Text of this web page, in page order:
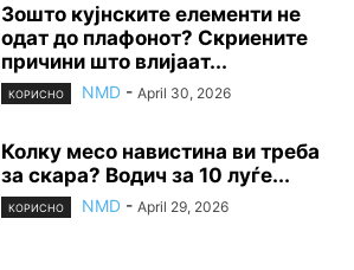
Зошто кујнските елементи не
одат до плафонот? Скриените
причини што влијаат...
КОРИСНО NMD - April 30, 2026
Колку месо навистина ви треба
за скара? Водич за 10 луѓе...
КОРИСНО NMD - April 29, 2026